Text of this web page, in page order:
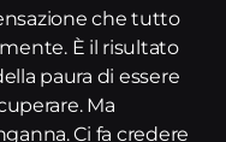
che tutto
È il risultato
paura di essere
Ma
Ci fa credere